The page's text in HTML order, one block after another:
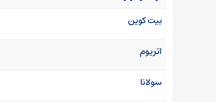
بیت کوین
اتریوم
سولانا